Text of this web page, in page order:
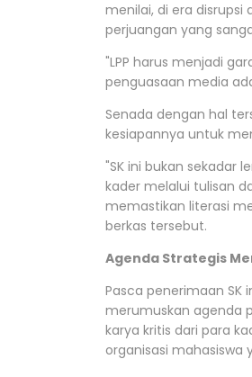
menilai, di era
perjuangan yang
"LPP harus menjadi
penguasaan media
Senada dengan hal
kesiapannya untuk
"SK ini bukan sekadar
kader melalui tulisan
memastikan literasi
berkas tersebut.
Agenda Strategis
Pasca penerimaan SK
merumuskan agenda
karya kritis dari para
organisasi